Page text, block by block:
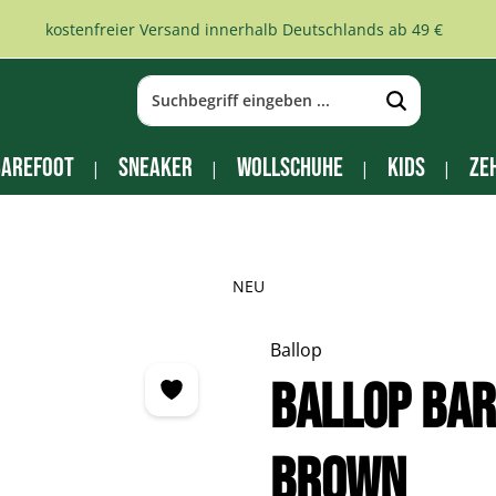
kostenfreier Versand innerhalb Deutschlands ab 49 €
Sneaker Wollschuhe Kids
NEU
Ballop
Ballop